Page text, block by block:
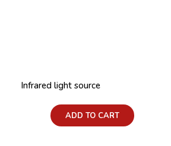
Infrared light source
ADD TO CART